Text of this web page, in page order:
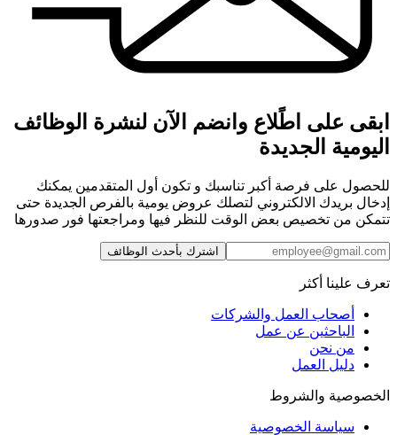
ابقى على اطًلاع وانضم الآن لنشرة الوظائف
اليومية الجديدة
للحصول على فرصة أكبر تناسبك و تكون أول المتقدمين يمكنك
إدخال بريدك الالكتروني لتصلك عروض يومية بالفرص الجديدة حتى
تتمكن من تخصيص بعض الوقت للنظر فيها ومراجعتها فور صدورها
اشترك بأحدث الوظائف
تعرف علينا أكثر
أصحاب العمل والشركات
الباحثين عن عمل
من نحن
دليل العمل
الخصوصية والشروط
سياسة الخصوصية